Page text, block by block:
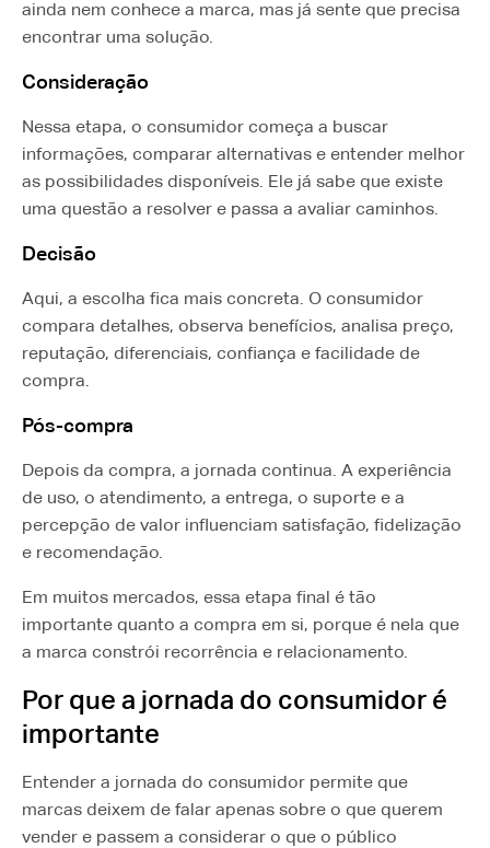
ainda nem conhece a marca, mas já sente que precisa
encontrar uma solução.
Consideração
Nessa etapa, o consumidor começa a buscar
informações, comparar alternativas e entender melhor
as possibilidades disponíveis. Ele já sabe que existe
uma questão a resolver e passa a avaliar caminhos.
Decisão
Aqui, a escolha fica mais concreta. O consumidor
compara detalhes, observa benefícios, analisa preço,
reputação, diferenciais, confiança e facilidade de
compra.
Pós-compra
Depois da compra, a jornada continua. A experiência
de uso, o atendimento, a entrega, o suporte e a
percepção de valor influenciam satisfação, fidelização
e recomendação.
Em muitos mercados, essa etapa final é tão
importante quanto a compra em si, porque é nela que
a marca constrói recorrência e relacionamento.
Por que a jornada do consumidor é
importante
Entender a jornada do consumidor permite que
marcas deixem de falar apenas sobre o que querem
vender e passem a considerar o que o público